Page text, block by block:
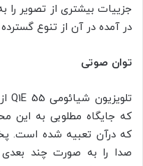
جزییات بیشتری از تصویر را
در آمده در آن از تنوع
توان صوتی
که جایگاه مطلوبی به این
صدا را به صورت چند